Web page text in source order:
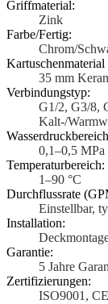
Griffmaterial:
Zink
Farbe/Fertig:
Chrom/
35 mm
Verbindungstyp:
G1/2, G3/8,
Kalt-/
0,1–0,5 MPa
Temperaturbereich:
1–90 °C
Durchflussrate
Einstellbar,
Installation:
Garantie:
5 Jahre
Zertifizierungen:
ISO9001, CE